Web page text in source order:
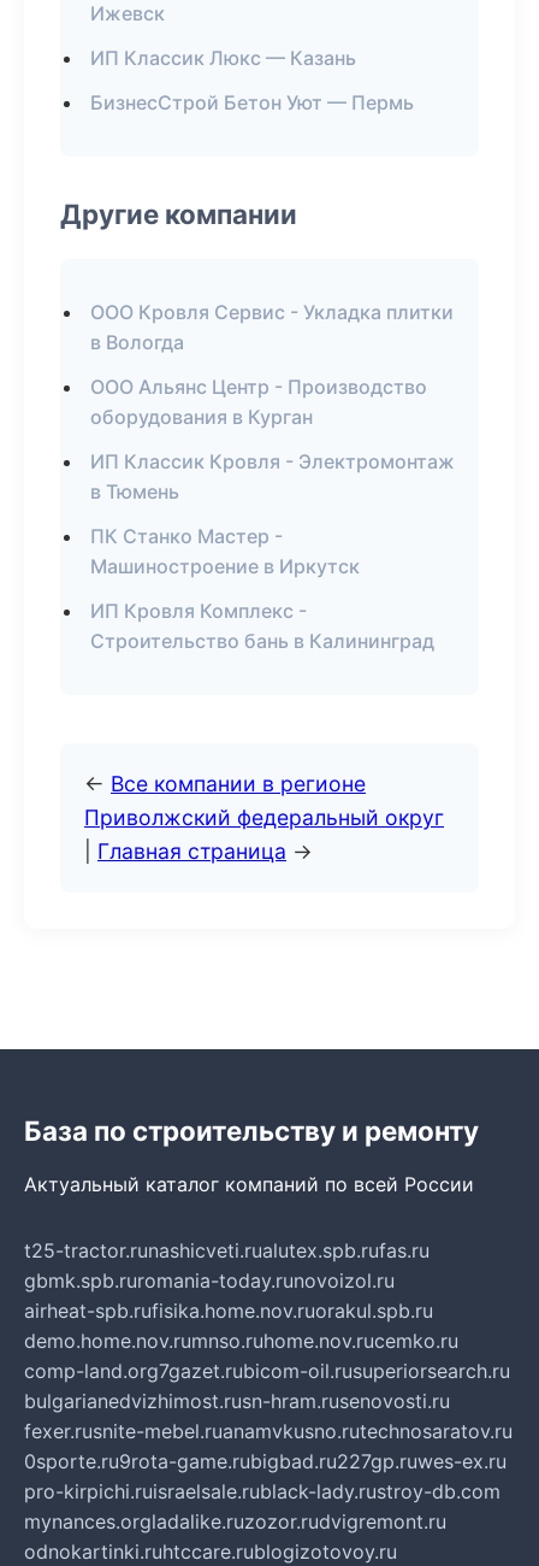
Ижевск
ИП Классик Люкс — Казань
БизнесСтрой Бетон Уют — Пермь
Другие компании
ООО Кровля Сервис - Укладка плитки
в Вологда
ООО Альянс Центр - Производство
оборудования в Курган
ИП Классик Кровля - Электромонтаж
в Тюмень
ПК Станко Мастер -
Машиностроение в Иркутск
ИП Кровля Комплекс -
Строительство бань в Калининград
← Все компании в регионе
Приволжский федеральный округ
Главная страница →
База по строительству и ремонту
Актуальный каталог компаний по всей России
t25-tractor.runashicveti.rualutex.spb.rufas.ru
gbmk.spb.ruromania-today.runovoizol.ru
airheat-spb.rufisika.home.nov.ruorakul.spb.ru
demo.home.nov.rumnso.ruhome.nov.rucemko.ru
comp-land.org7gazet.rubicom-oil.rusuperiorsearch.ru
bulgarianedvizhimost.rusn-hram.rusenovosti.ru
fexer.rusnite-mebel.ruanamvkusno.rutechnosaratov.ru
0sporte.ru9rota-game.rubigbad.ru227gp.ruwes-ex.ru
pro-kirpichi.ruisraelsale.rublack-lady.rustroy-db.com
mynances.orgladalike.ruzozor.rudvigremont.ru
odnokartinki.ruhtccare.rublogizotovoy.ru